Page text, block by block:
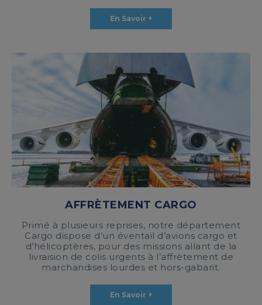
En Savoir +
AFFRÈTEMENT CARGO
Primé à plusieurs reprises, notre département
Cargo dispose d’un éventail d’avions cargo et
d’hélicoptères, pour des missions allant de la
livraision de colis urgents à l’affrètement de
marchandises lourdes et hors-gabarit.
En Savoir +